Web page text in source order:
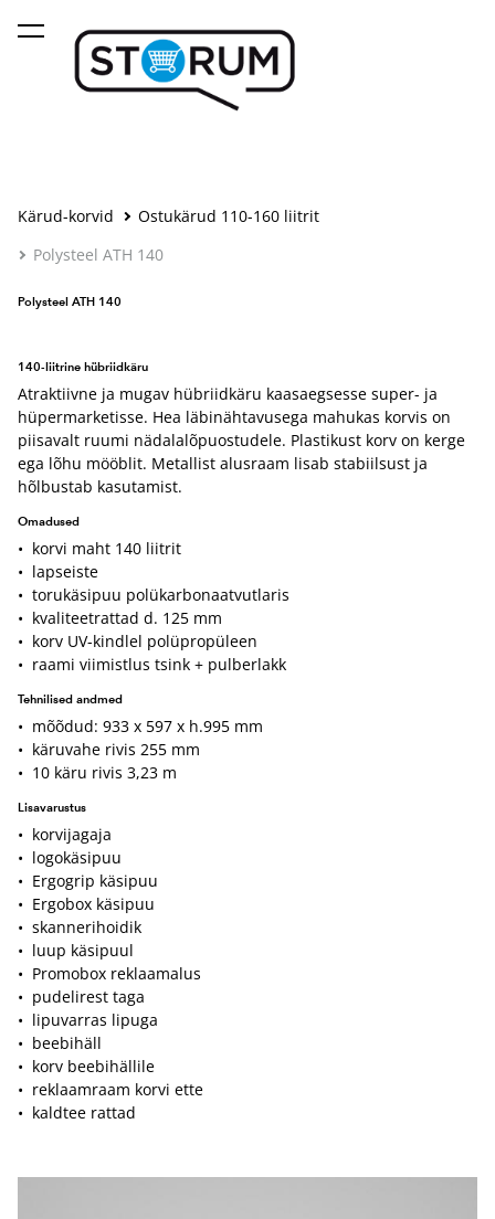
lisati ostukorvi. Vaata ostukorvi
Kärud-korvid
Ostukärud 110-160 liitrit
Polysteel ATH 140
Polysteel ATH 140
140-liitrine hübriidkäru
Atraktiivne ja mugav hübriidkäru kaasaegsesse super- ja
hüpermarketisse. Hea läbinähtavusega mahukas korvis on
piisavalt ruumi nädalalõpuostudele. Plastikust korv on kerge
ega lõhu mööblit. Metallist alusraam lisab stabiilsust ja
hõlbustab kasutamist.
Omadused
• korvi maht 140 liitrit
• lapseiste
• torukäsipuu polükarbonaatvutlaris
• kvaliteetrattad d. 125 mm
• korv UV-kindlel polüpropüleen
• raami viimistlus tsink + pulberlakk
Tehnilised andmed
• mõõdud: 933 x 597 x h.995 mm
• käruvahe rivis 255 mm
• 10 käru rivis 3,23 m
Lisavarustus
• korvijagaja
• logokäsipuu
• Ergogrip käsipuu
• Ergobox käsipuu
• skannerihoidik
• luup käsipuul
• Promobox reklaamalus
• pudelirest taga
• lipuvarras lipuga
• beebihäll
• korv beebihällile
• reklaamraam korvi ette
• kaldtee rattad